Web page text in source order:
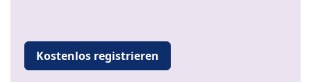
Kostenlos registrieren